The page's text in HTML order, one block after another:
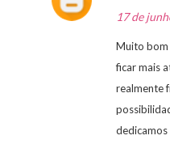
17 de
Muito bom
ficar mais
realmente